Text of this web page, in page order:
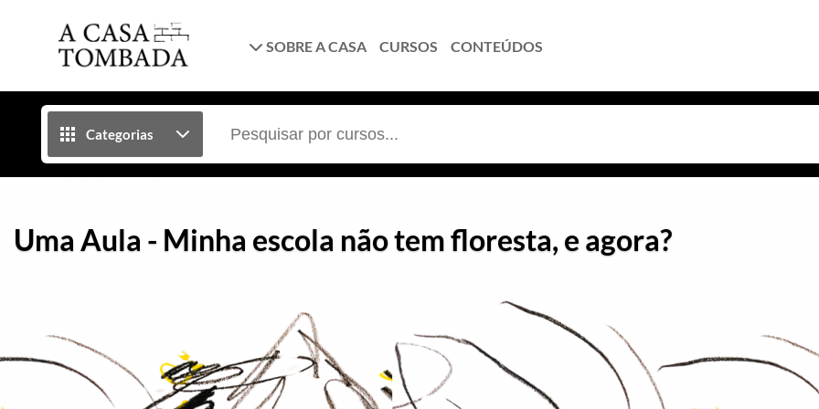
SOBRE A CASA CURSOS CONTEÚDOS
Categorias
Uma Aula - Minha escola não tem floresta, e agora?